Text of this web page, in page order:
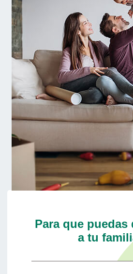
Para que puedas
a tu